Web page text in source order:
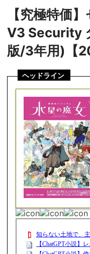
【究極特価
V3 Security
版/3年用)【
ヘッドライン